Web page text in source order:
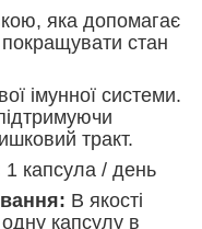
яка допомагає
стан
імунної системи.
тракт.
1 капсула / день
В якості
капсулу в